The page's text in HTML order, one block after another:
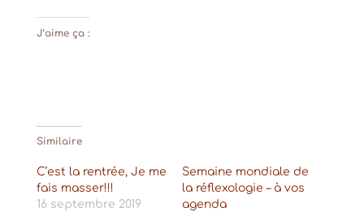
J’aime ça :
Similaire
C’est la rentrée, Je me
fais masser!!!
16 septembre 2019
Semaine mondiale de
la réflexologie – à vos
agenda